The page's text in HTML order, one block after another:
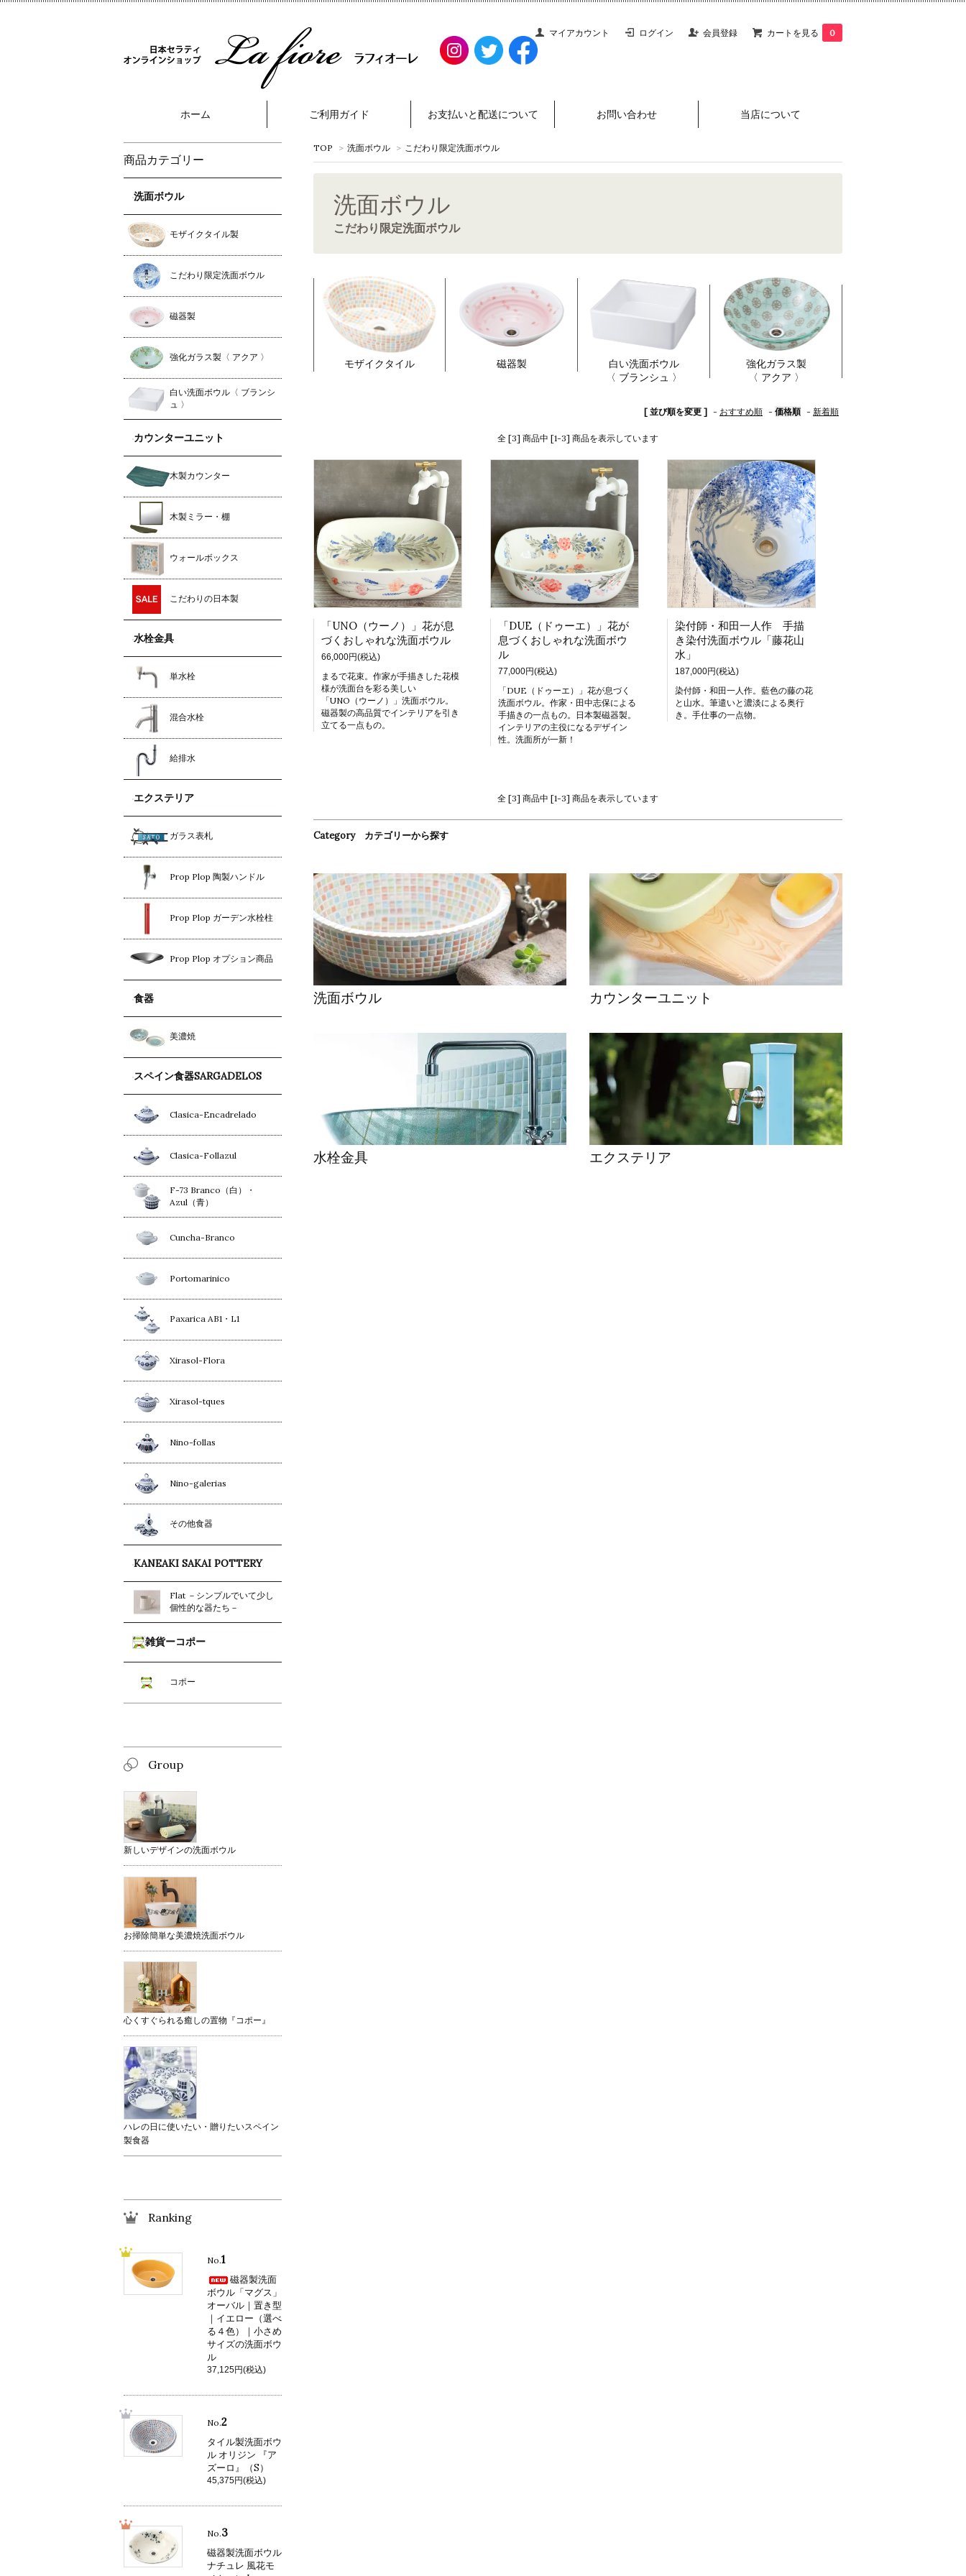
マイアカウント ログイン 会員登録 カートを見る 0
ホーム ご利用ガイド お支払いと配送について お問い合わせ 当店について
TOP > 洗面ボウル > こだわり限定洗面ボウル
洗面ボウル
こだわり限定洗面ボウル
モザイクタイル 磁器製
白い洗面ボウル
〈 ブランシュ 〉
強化ガラス製
〈 アクア 〉
[ 並び順を変更 ] - おすすめ順 - 価格順 - 新着順
全 [3] 商品中 [1-3] 商品を表示しています
「UNO（ウーノ）」花が息
づくおしゃれな洗面ボウル
66,000円(税込)
まるで花束。作家が手描きした花模
様が洗面台を彩る美しい
「UNO（ウーノ）」洗面ボウル。
磁器製の高品質でインテリアを引き
立てる一点もの。
「DUE（ドゥーエ）」花が
息づくおしゃれな洗面ボウ
ル
77,000円(税込)
「DUE（ドゥーエ）」花が息づく
洗面ボウル。作家・田中志保による
手描きの一点もの。日本製磁器製。
インテリアの主役になるデザイン
性。洗面所が一新！
染付師・和田一人作 手描
き染付洗面ボウル「藤花山
水」
187,000円(税込)
染付師・和田一人作。藍色の藤の花
と山水。筆遣いと濃淡による奥行
き。手仕事の一点物。
全 [3] 商品中 [1-3] 商品を表示しています
Category カテゴリーから探す
洗面ボウル カウンターユニット
水栓金具 エクステリア
商品カテゴリー
洗面ボウル
モザイクタイル製
こだわり限定洗面ボウル
磁器製
強化ガラス製〈 アクア 〉
白い洗面ボウル〈 ブランシ
ュ 〉
カウンターユニット
木製カウンター
木製ミラー・棚
ウォールボックス
こだわりの日本製
水栓金具
単水栓
混合水栓
給排水
エクステリア
ガラス表札
Prop Plop 陶製ハンドル
Prop Plop ガーデン水栓柱
Prop Plop オプション商品
食器
美濃焼
スペイン食器SARGADELOS
Clasica-Encadrelado
Clasica-Follazul
F-73 Branco（白）・
Azul（青）
Cuncha-Branco
Portomarinico
Paxarica AB1・L1
Xirasol-Flora
Xirasol-tques
Nino-follas
Nino-galerias
その他食器
KANEAKI SAKAI POTTERY
Flat －シンプルでいて少し
個性的な器たち－
雑貨ーコポー
コポー
Group
新しいデザインの洗面ボウル
お掃除簡単な美濃焼洗面ボウル
心くすぐられる癒しの置物『コポー』
ハレの日に使いたい・贈りたいスペイン
製食器
Ranking
No.1
磁器製洗面
ボウル「マグス」
オーバル｜置き型
｜イエロー（選べ
る４色）｜小さめ
サイズの洗面ボウ
ル
37,125円(税込)
No.2
タイル製洗面ボウ
ル オリジン 『ア
ズーロ』（S）
45,375円(税込)
No.3
磁器製洗面ボウル
ナチュレ 風花モ